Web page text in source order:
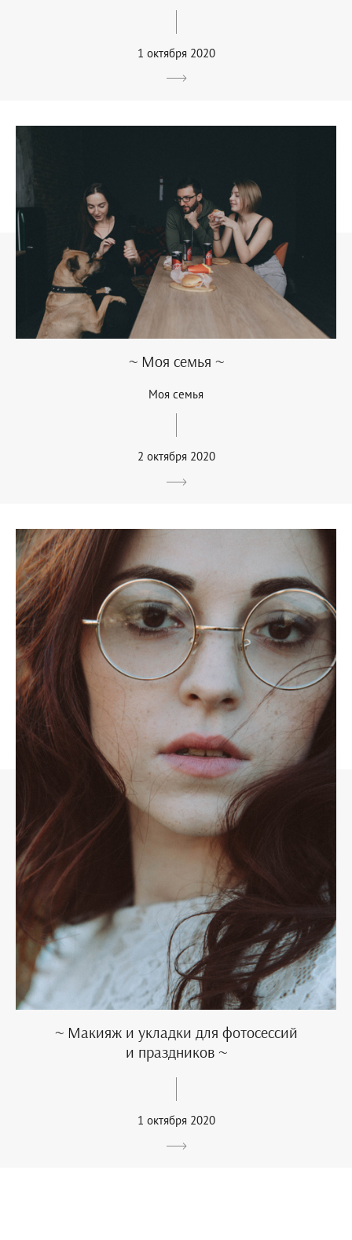
1 октября 2020
~ Моя семья ~
Моя семья
2 октября 2020
~ Макияж и укладки для фотосессий
и праздников ~
1 октября 2020